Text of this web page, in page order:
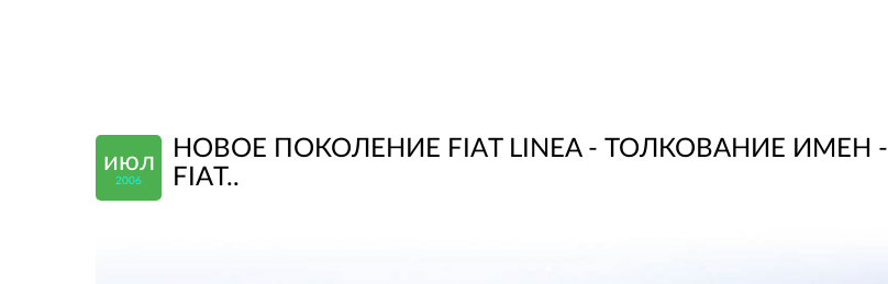
июл
2006
НОВОЕ ПОКОЛЕНИЕ FIAT LINEA - ТОЛКОВАНИЕ ИМЕН -
FIAT..